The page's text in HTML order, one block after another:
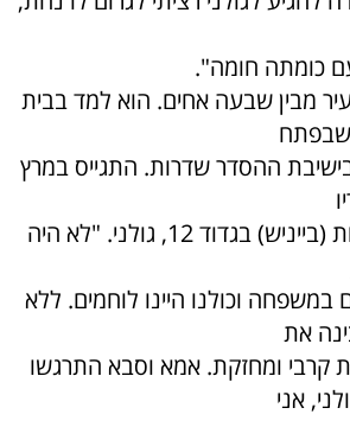
כומתה חומה".
מבין שבעה אחים. הוא למד בבית
שבפתח
ההסדר שדרות. התגייס במרץ
למחלקת בני ישיבות (בייניש) בגדוד 12, גולני. "לא היה
וכולנו היינו לוחמים. ללא
את
קרבי ומחזקת. אמא וסבא התרגשו
אני